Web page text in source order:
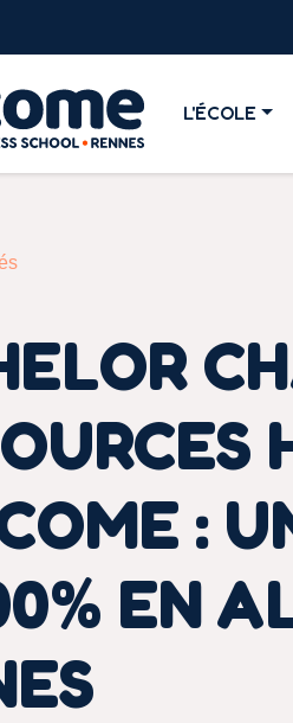
L'ÉCOLE
:
EN